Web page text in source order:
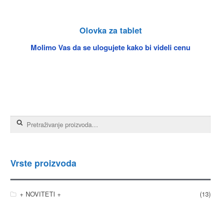
Olovka za tablet
Molimo Vas da se ulogujete kako bi videli cenu
Pretraga za:
Vrste proizvoda
+ NOVITETI +
(13)